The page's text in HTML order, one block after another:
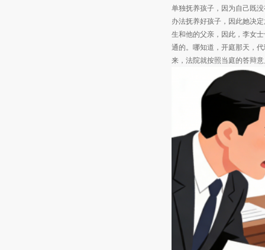
单独抚养孩子，因为自己既
办法抚养好孩子，因此她决
生和他的父亲，因此，李女
通的。哪知道，开庭那天，
来，法院就按照当庭的答辩